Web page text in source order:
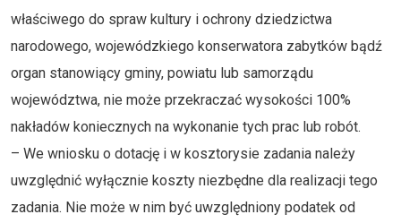
właściwego do spraw kultury i ochrony dziedzictwa
narodowego, wojewódzkiego konserwatora zabytków bądź
organ stanowiący gminy, powiatu lub samorządu
województwa, nie może przekraczać wysokości 100%
nakładów koniecznych na wykonanie tych prac lub robót.
– We wniosku o dotację i w kosztorysie zadania należy
uwzględnić wyłącznie koszty niezbędne dla realizacji tego
zadania. Nie może w nim być uwzględniony podatek od